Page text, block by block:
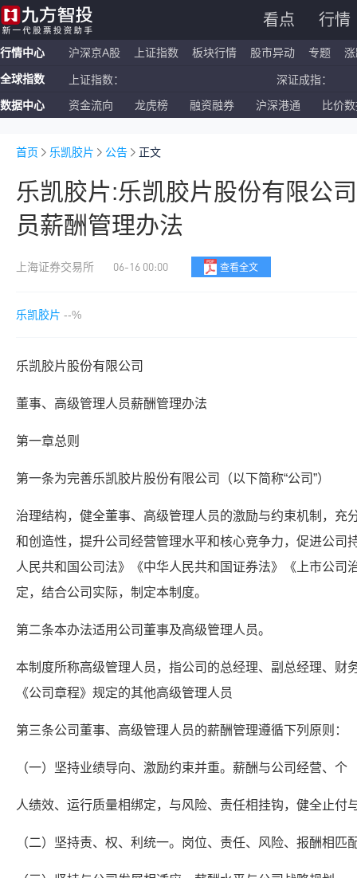
看点 行情
行情中心 沪深京A股 上证指数 板块行情 股市异动 专题
全球指数
上证指数： 深证成
恒生指数： 国企指
上证指数：
数据中心 资金流向 龙虎榜 融资融券 沪深港通 比价
首页 乐凯胶片 公告 正文
乐凯胶片:乐凯胶片股份有限公
员薪酬管理办法
上海证券交易所 06-16 00:00 查看全文
乐凯胶片 --%
乐凯胶片股份有限公司
董事、高级管理人员薪酬管理办法
第一章总则
第一条为完善乐凯胶片股份有限公司（以下简称“公司”）
治理结构，健全董事、高级管理人员的激励与约束机制，充
和创造性，提升公司经营管理水平和核心竞争力，促进公司
人民共和国公司法》《中华人民共和国证券法》《上市公司
定，结合公司实际，制定本制度。
第二条本办法适用公司董事及高级管理人员。
本制度所称高级管理人员，指公司的总经理、副总经理、财
《公司章程》规定的其他高级管理人员
第三条公司董事、高级管理人员的薪酬管理遵循下列原则：
（一）坚持业绩导向、激励约束并重。薪酬与公司经营、个
人绩效、运行质量相绑定，与风险、责任相挂钩，健全止付
（二）坚持责、权、利统一。岗位、责任、风险、报酬相匹